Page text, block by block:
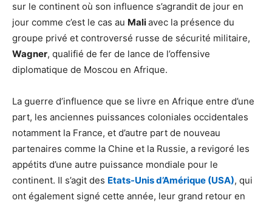
sur le continent où son influence s’agrandit de jour en
jour comme c’est le cas au Maliavec la présence du
groupe privé et controversé russe de sécurité militaire,
Wagner, qualifié de fer de lance de l’offensive
diplomatique de Moscou en Afrique.
La guerre d’influence que se livre en Afrique entre d’une
part, les anciennes puissances coloniales occidentales
notamment la France, et d’autre part de nouveau
partenaires comme la Chine et la Russie, a revigoré les
appétits d’une autre puissance mondiale pour le
continent. Il s’agit des Etats-Unis d’Amérique (USA), qui
ont également signé cette année, leur grand retour en